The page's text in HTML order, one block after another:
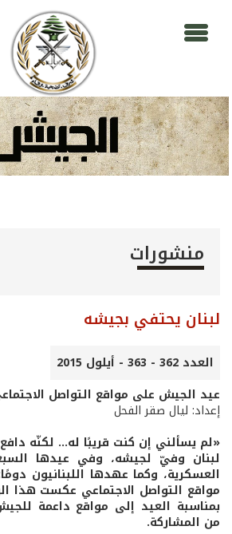
منشورات
لبنان يحتفي بجيشه
العدد 362 - 363 - أيلول 2015
عيد الجيش على مواقع التواصل
إعداد: ليال صقر الفحل
«لم يسألني إن كنت قريبًا له... لكنّه
لبنان وفيّ لجيشه، وفي عيدها
العسكرية، وكما عهدها اللبنانيون
مواقع التواصل الاجتماعي عكست هذا
بمناسبة العيد إلى مواقع داعمة
من المشاركة.